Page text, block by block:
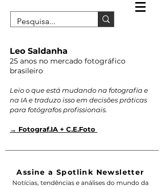
Leo Saldanha
25 anos no mercado fotográfico
brasileiro
Leio o que está mudando na fotografia e
na IA e traduzo isso em decisões práticas
para fotógrafos profissionais.
→ Fotograf.IA + C.E.Foto
Assine a Spotlink Newsletter
Notícias, tendências e análises do mundo da